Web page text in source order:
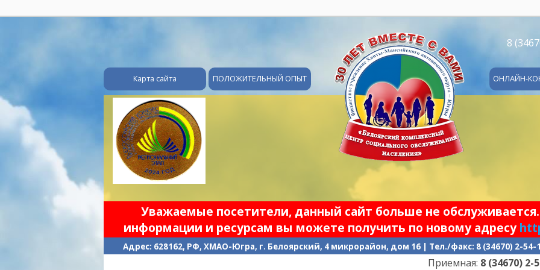
8
Карта сайта ПОЛОЖИТЕЛЬНЫЙ ОПЫТ ОНЛАЙН-
Уважаемые посетители, данный сайт больше не
информации и ресурсам вы можете получить по новому адресу
Адрес: 628162, РФ, ХМАО-Югра, г. Белоярский, 4 микрорайон, дом 16 | Тел./факс: 8 (34670) 2-54-
Приемная:8 (34670) 2-54-17